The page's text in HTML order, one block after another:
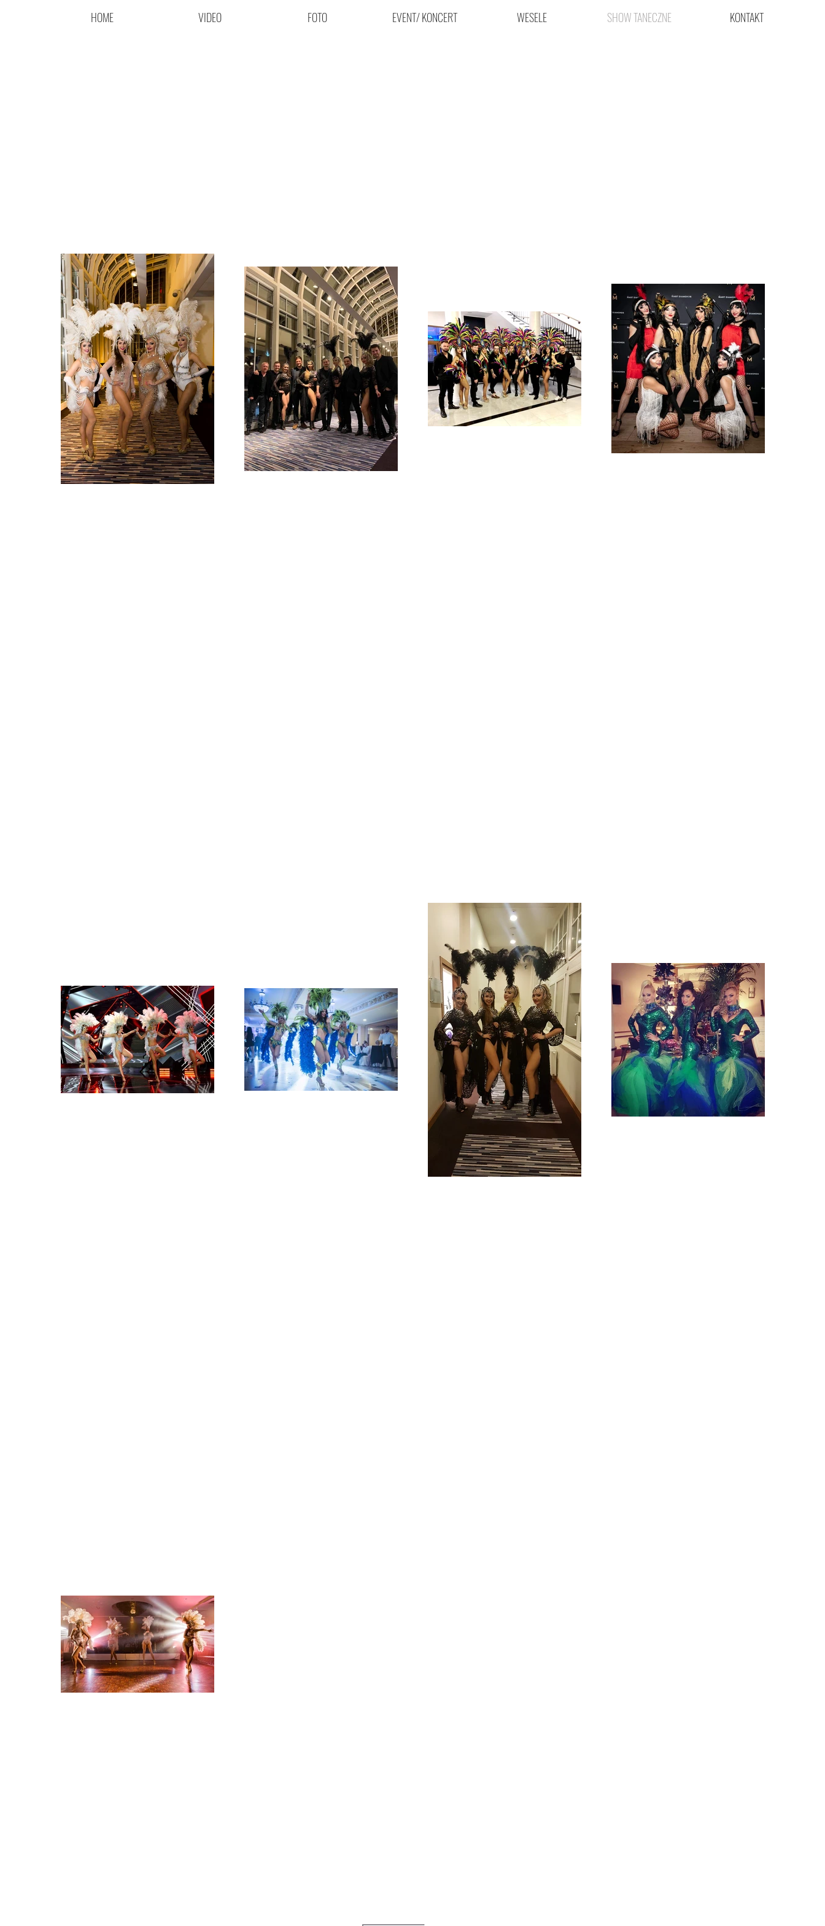
HOME VIDEO FOTO EVENT/ KONCERT WESELE SHOW TANECZNE KONTAKT